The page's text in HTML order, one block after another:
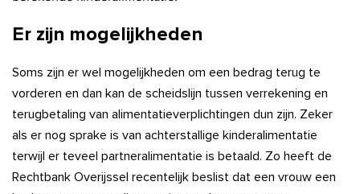
Er zijn mogelijkheden
Soms zijn er wel mogelijkheden om een bedrag terug te
vorderen en dan kan de scheidslijn tussen verrekening en
terugbetaling van alimentatieverplichtingen dun zijn. Zeker
als er nog sprake is van achterstallige kinderalimentatie
terwijl er teveel partneralimentatie is betaald. Zo heeft de
Rechtbank Overijssel recentelijk beslist dat een vrouw een